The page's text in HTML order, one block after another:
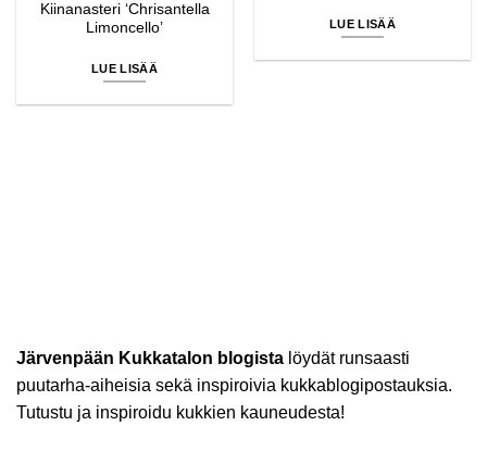
Kiinanasteri ‘Chrisantella
Limoncello’
LUE LISÄÄ
LUE LISÄÄ
Järvenpään Kukkatalon blogista löydät runsaasti
puutarha-aiheisia sekä inspiroivia kukkablogipostauksia.
Tutustu ja inspiroidu kukkien kauneudesta!